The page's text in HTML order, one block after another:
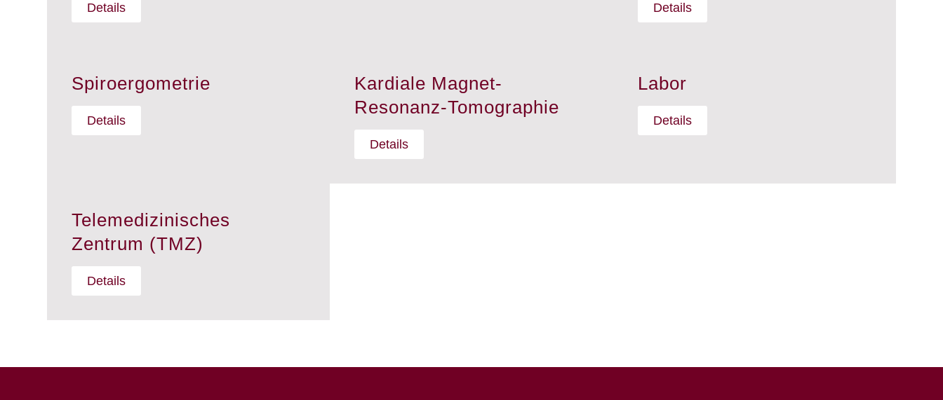
Details Details
Spiroergometrie
Details
Kardiale Magnet-
Resonanz-Tomographie
Details
Labor
Details
Telemedizinisches
Zentrum (TMZ)
Details